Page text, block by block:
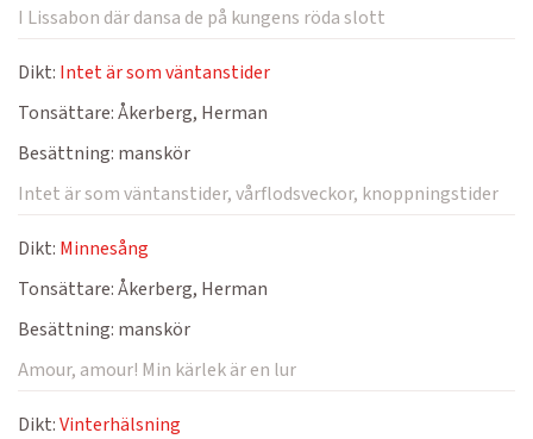
I Lissabon där dansa de på kungens röda slott
Dikt: Intet är som väntanstider
Tonsättare:Åkerberg, Herman
Besättning: manskör
Intet är som väntanstider, vårflodsveckor, knoppningstider
Dikt: Minnesång
Tonsättare:Åkerberg, Herman
Besättning: manskör
Amour, amour! Min kärlek är en lur
Dikt:Vinterhälsning